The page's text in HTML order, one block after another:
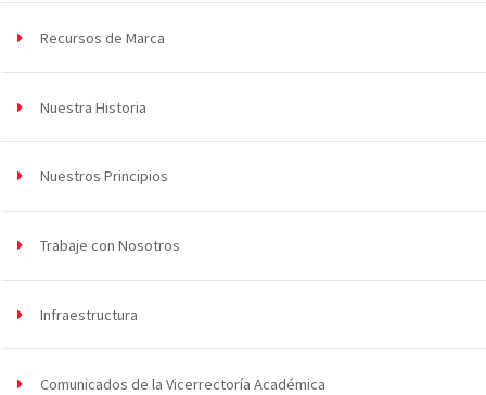
Recursos de Marca
Nuestra Historia
Nuestros Principios
Trabaje con Nosotros
Infraestructura
Comunicados de la Vicerrectoría Académica